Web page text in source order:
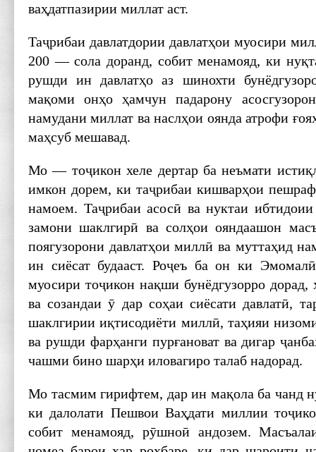
ваҳдатпазирии миллат аст.
Таҷрибаи давлатдории давлатҳои муосири
200 — сола доранд, собит менамояд, ки
рушди ин давлатҳо аз шинохти
мақоми онҳо ҳамчун падарону
намудани миллат ва наслҳои оянда атрофи
маҳсуб мешавад.
Мо — тоҷикон хеле дертар ба неъмати
имкон дорем, ки таҷрибаи кишварҳои
намоем. Таҷрибаи асосӣ ва нуктаи
замони шаклгирӣ ва солҳои ояндаашон
поягузорони давлатҳои миллӣ ва муттаҳид
ин сиёсат будааст. Роҷеъ ба он ки
муосири тоҷикон нақши бунёдгузорро дорад,
ва созандаи ӯ дар соҳаи сиёсати давлатӣ,
шаклгирии иқтисодиёти миллӣ, таҳияи
ва рушди фарҳанги пурғановат ва дигар
чашми бино шарҳи иловагиро талаб надорад.
Мо тасмим гирифтем, дар ин мақола ба чанд
ки далолати Пешвои Ваҳдати миллии
собит менамояд, рӯшноӣ андозем.